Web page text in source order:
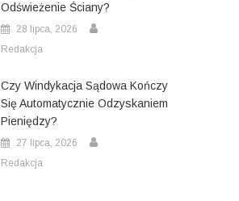
Odświeżenie Ściany?
28 lipca, 2026
Redakcja
Czy Windykacja Sądowa Kończy
Się Automatycznie Odzyskaniem
Pieniędzy?
27 lipca, 2026
Redakcja